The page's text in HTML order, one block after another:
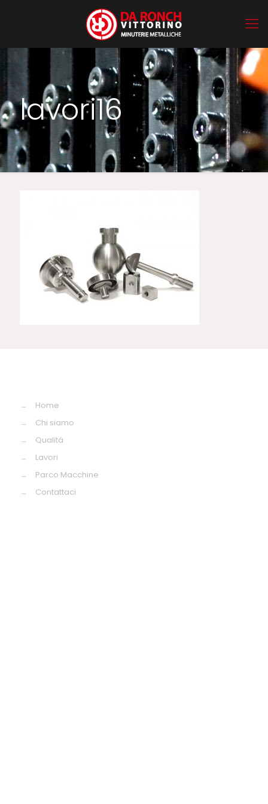
lavori16
→
Home
→
Chi siamo
→
Qualitá
→
Lavori
→
Parco Macchine
→
Contattaci